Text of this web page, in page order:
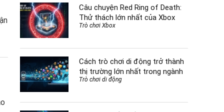
Câu chuyện Red Ring of Death:
Thử thách lớn nhất của Xbox
Trò chơi Xbox
Cách trò chơi di động trở thành
thị trường lớn nhất trong ngành
Trò chơi di động